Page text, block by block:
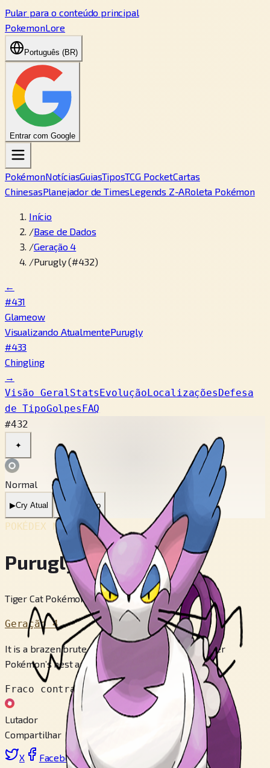
Pular para o conteúdo principal
PokemonLore
Português (BR)
Entrar com Google
PokémonNotíciasGuiasTiposTCG PocketCartas
ChinesasPlanejador de TimesLegends Z-ARoleta Pokémon
Início
/Base de Dados
/Geração 4
/Purugly (#432)
←
#431
Glameow
Visualizando AtualmentePurugly
#433
Chingling
→
Visão GeralStatsEvoluçãoLocalizaçõesDefesa
de TipoGolpesFAQ
#432
✦
Normal
▶Cry Atual Cry Antigo
POKÉDEX No. #432
Purugly
Tiger Cat Pokémon
Geração 4
It is a brazen brute that barges its way into another
Pokémon’s nest and claims it as its own.
Fraco contra
Lutador
Compartilhar
X Facebook LinkedIn Reddit Copiar link